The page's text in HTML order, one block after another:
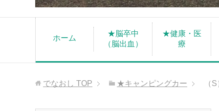
ホーム
★脳卒中
（脳出血）
★健康・医
療
でなおし TOP ★キャンピングカー （